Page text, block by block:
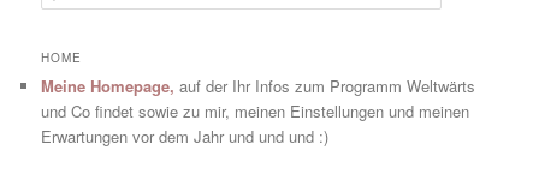
HOME
Meine Homepage, auf der Ihr Infos zum Programm Weltwärts
und Co findet sowie zu mir, meinen Einstellungen und meinen
Erwartungen vor dem Jahr und und und :)